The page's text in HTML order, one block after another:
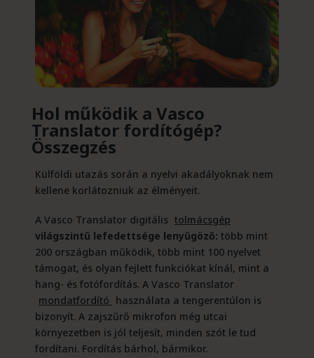
Hol működik a Vasco
Translator fordítógép?
Összegzés
Külföldi utazás során a nyelvi akadályoknak nem
kellene korlátozniuk az élményeit.
A Vasco Translator digitális tolmácsgép
világszintű lefedettsége lenyűgöző: több mint
200 országban működik, több mint 100 nyelvet
támogat, és olyan fejlett funkciókat kínál, mint a
hang- és fotófordítás. A Vasco Translator
mondatfordító használata a tengerentúlon is
bizonyít. A zajszűrő mikrofon még utcai
környezetben is jól teljesít, minden szót le tud
fordítani. Fordítás bárhol, bármikor.